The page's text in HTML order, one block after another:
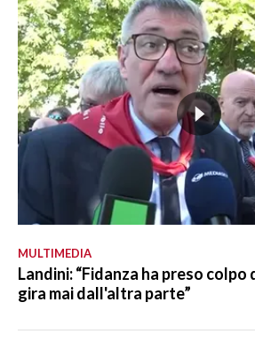
MULTIMEDIA
Landini: “Fidanza ha preso colpo
gira mai dall'altra parte”